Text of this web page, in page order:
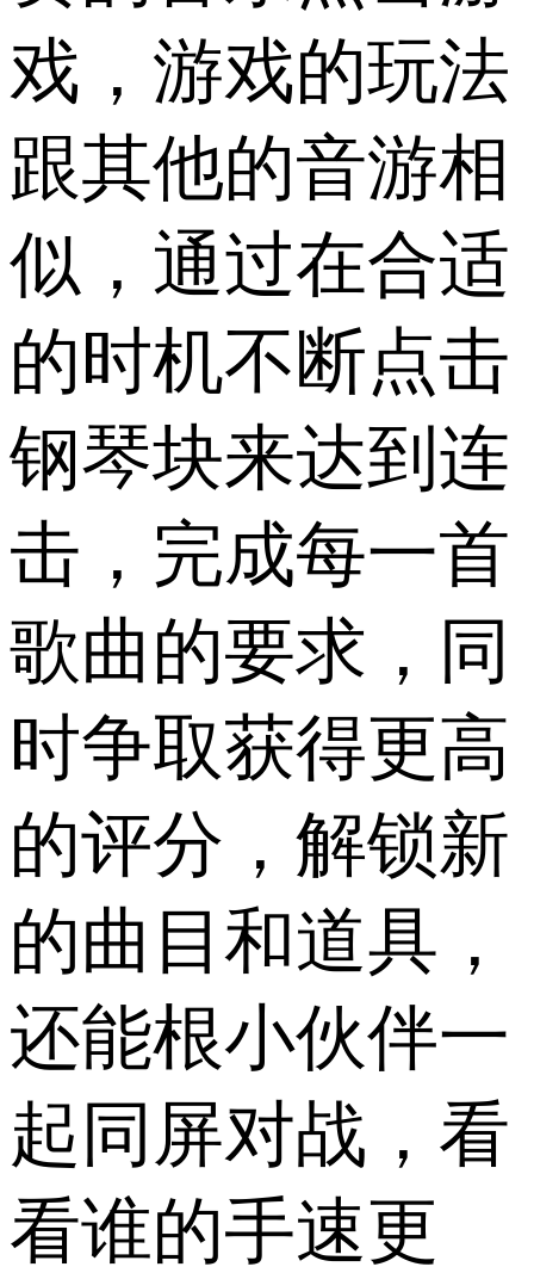
戏，游戏的玩法
跟其他的音游相
似，通过在合适
的时机不断点击
钢琴块来达到连
击，完成每一首
歌曲的要求，同
时争取获得更高
的评分，解锁新
的曲目和道具，
还能根小伙伴一
起同屏对战，看
看谁的手速更